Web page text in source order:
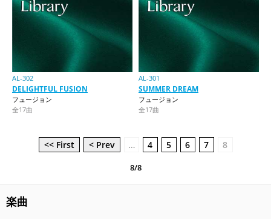
AL-302
DELIGHTFUL FUSION
フュージョン
全17曲
AL-301
SUMMER DREAM
フュージョン
全17曲
<< First < Prev … 4 5 6 7 8
8/8
楽曲